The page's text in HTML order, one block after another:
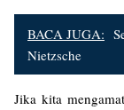
BACA JUGA:
Nietzsche
Jika kita